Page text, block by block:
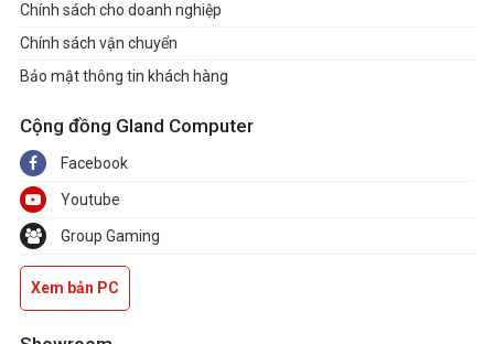
Chính sách cho doanh nghiệp
Chính sách vận chuyển
Bảo mật thông tin khách hàng
Cộng đồng Gland Computer
Facebook
Youtube
Group Gaming
Xem bản PC